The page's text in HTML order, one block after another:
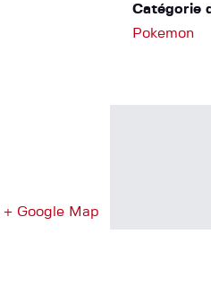
Catégorie
Pokemon
+ Google Map